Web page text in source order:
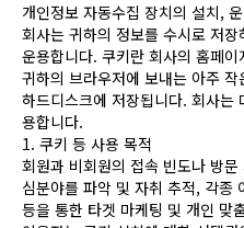
개인정보 자동수집 장치의 설치,
회사는 귀하의 정보를 수시로 저
운용합니다. 쿠키란 회사의 홈페
귀하의 브라우저에 보내는 아주
하드디스크에 저장됩니다. 회사는
용합니다.
1. 쿠키 등 사용 목적
회원과 비회원의 접속 빈도나 방
심분야를 파악 및 자취 추적, 각종
등을 통한 타겟 마케팅 및 개인 맞